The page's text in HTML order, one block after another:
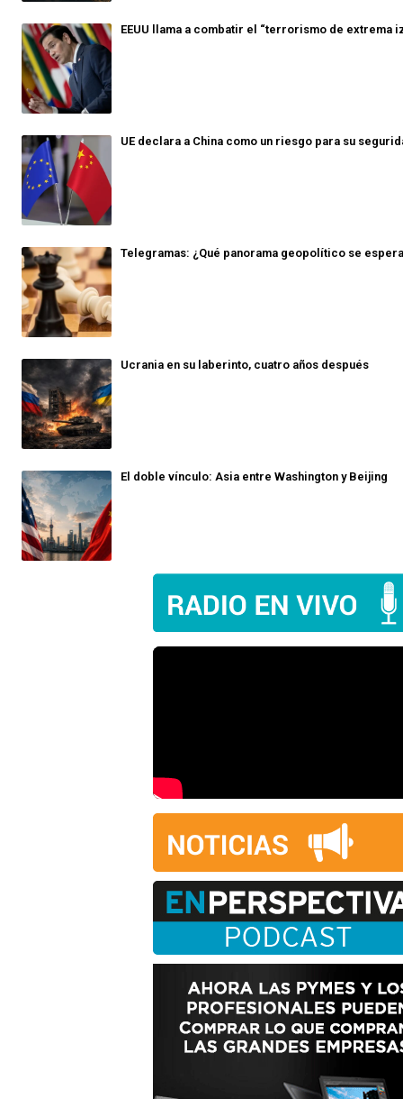
EEUU llama a combatir el “terrorismo de extrema
UE declara a China como un riesgo para su
Telegramas: ¿Qué panorama geopolítico se
Ucrania en su laberinto, cuatro años después
El doble vínculo: Asia entre Washington y Beijing